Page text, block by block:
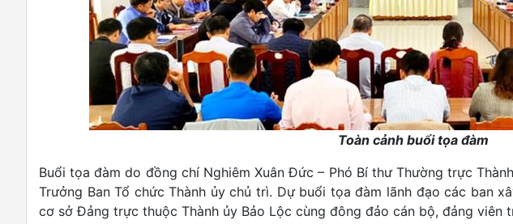
Toàn cảnh buổi tọa đàm
Buổi tọa đàm do đồng chí Nghiêm Xuân Đức – Phó Bí thư Thường trực
Trưởng Ban Tổ chức Thành ủy chủ trì. Dự buổi tọa đàm lãnh đạo các ban
cơ sở Đảng trực thuộc Thành ủy Bảo Lộc cùng đông đảo cán bộ, đảng viên